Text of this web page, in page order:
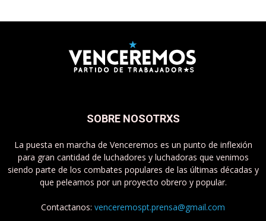
SOBRE NOSOTRXS
La puesta en marcha de Venceremos es un punto de inflexión
para gran cantidad de luchadores y luchadoras que venimos
siendo parte de los combates populares de las últimas décadas y
que peleamos por un proyecto obrero y popular.
Contactanos: venceremospt.prensa@gmail.com